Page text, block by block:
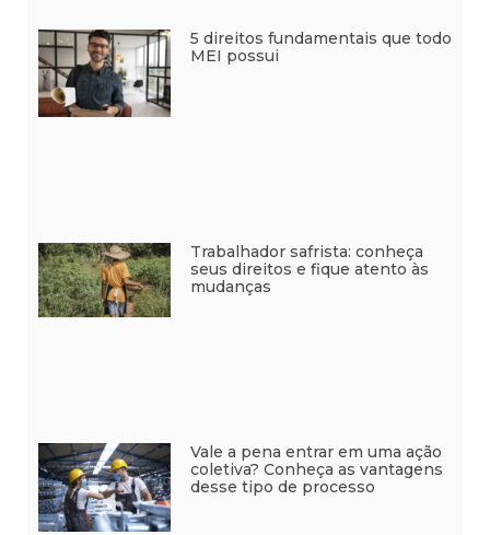
5 direitos fundamentais que todo
MEI possui
Trabalhador safrista: conheça
seus direitos e fique atento às
mudanças
Vale a pena entrar em uma ação
coletiva? Conheça as vantagens
desse tipo de processo